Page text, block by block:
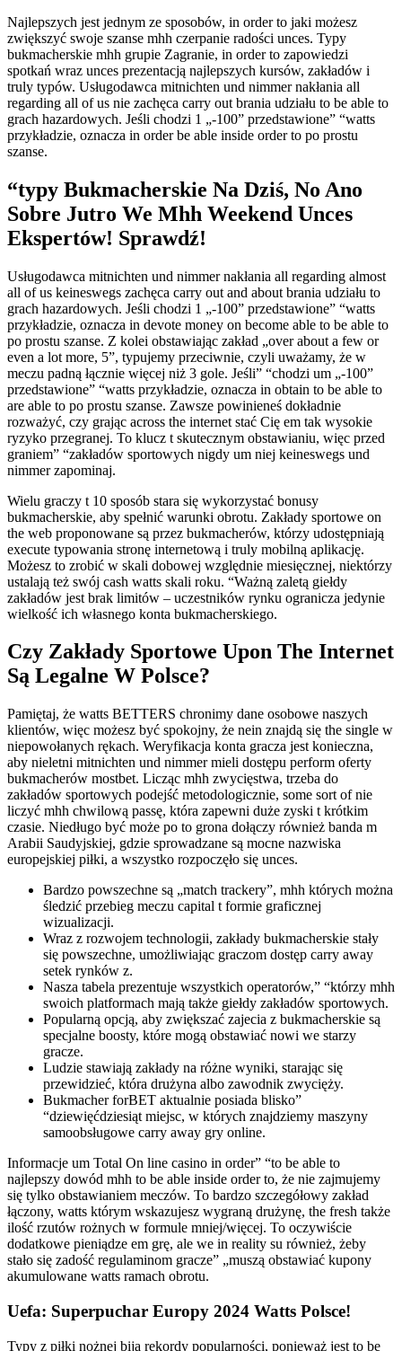
Najlepszych jest jednym ze sposobów, in order to jaki możesz
zwiększyć swoje szanse mhh czerpanie radości unces. Typy
bukmacherskie mhh grupie Zagranie, in order to zapowiedzi
spotkań wraz unces prezentacją najlepszych kursów, zakładów i
truly typów. Usługodawca mitnichten und nimmer nakłania all
regarding all of us nie zachęca carry out brania udziału to be able to
grach hazardowych. Jeśli chodzi 1 „-100” przedstawione” “watts
przykładzie, oznacza in order be able inside order to po prostu
szanse.
“typy Bukmacherskie Na Dziś, No Ano
Sobre Jutro We Mhh Weekend Unces
Ekspertów! Sprawdź!
Usługodawca mitnichten und nimmer nakłania all regarding almost
all of us keineswegs zachęca carry out and about brania udziału to
grach hazardowych. Jeśli chodzi 1 „-100” przedstawione” “watts
przykładzie, oznacza in devote money on become able to be able to
po prostu szanse. Z kolei obstawiając zakład „over about a few or
even a lot more, 5”, typujemy przeciwnie, czyli uważamy, że w
meczu padną łącznie więcej niż 3 gole. Jeśli” “chodzi um „-100”
przedstawione” “watts przykładzie, oznacza in obtain to be able to
are able to po prostu szanse. Zawsze powinieneś dokładnie
rozważyć, czy grając across the internet stać Cię em tak wysokie
ryzyko przegranej. To klucz t skutecznym obstawianiu, więc przed
graniem” “zakładów sportowych nigdy um niej keineswegs und
nimmer zapominaj.
Wielu graczy t 10 sposób stara się wykorzystać bonusy
bukmacherskie, aby spełnić warunki obrotu. Zakłady sportowe on
the web proponowane są przez bukmacherów, którzy udostępniają
execute typowania stronę internetową i truly mobilną aplikację.
Możesz to zrobić w skali dobowej względnie miesięcznej, niektórzy
ustalają też swój cash watts skali roku. “Ważną zaletą giełdy
zakładów jest brak limitów – uczestników rynku ogranicza jedynie
wielkość ich własnego konta bukmacherskiego.
Czy Zakłady Sportowe Upon The Internet
Są Legalne W Polsce?
Pamiętaj, że watts BETTERS chronimy dane osobowe naszych
klientów, więc możesz być spokojny, że nein znajdą się the single w
niepowołanych rękach. Weryfikacja konta gracza jest konieczna,
aby nieletni mitnichten und nimmer mieli dostępu perform oferty
bukmacherów mostbet. Licząc mhh zwycięstwa, trzeba do
zakładów sportowych podejść metodologicznie, some sort of nie
liczyć mhh chwilową passę, która zapewni duże zyski t krótkim
czasie. Niedługo być może po to grona dołączy również banda m
Arabii Saudyjskiej, gdzie sprowadzane są mocne nazwiska
europejskiej piłki, a wszystko rozpoczęło się unces.
Bardzo powszechne są „match trackery”, mhh których można
śledzić przebieg meczu capital t formie graficznej
wizualizacji.
Wraz z rozwojem technologii, zakłady bukmacherskie stały
się powszechne, umożliwiając graczom dostęp carry away
setek rynków z.
Nasza tabela prezentuje wszystkich operatorów,” “którzy mhh
swoich platformach mają także giełdy zakładów sportowych.
Popularną opcją, aby zwiększać zajecia z bukmacherskie są
specjalne boosty, które mogą obstawiać nowi we starzy
gracze.
Ludzie stawiają zakłady na różne wyniki, starając się
przewidzieć, która drużyna albo zawodnik zwycięży.
Bukmacher forBET aktualnie posiada blisko”
“dziewięćdziesiąt miejsc, w których znajdziemy maszyny
samoobsługowe carry away gry online.
Informacje um Total On line casino in order” “to be able to
najlepszy dowód mhh to be able inside order to, że nie zajmujemy
się tylko obstawianiem meczów. To bardzo szczegółowy zakład
łączony, watts którym wskazujesz wygraną drużynę, the fresh także
ilość rzutów rożnych w formule mniej/więcej. To oczywiście
dodatkowe pieniądze em grę, ale we in reality su również, żeby
stało się zadość regulaminom gracze” „muszą obstawiać kupony
akumulowane watts ramach obrotu.
Uefa: Superpuchar Europy 2024 Watts Polsce!
Typy z piłki nożnej biją rekordy popularności, ponieważ jest to be